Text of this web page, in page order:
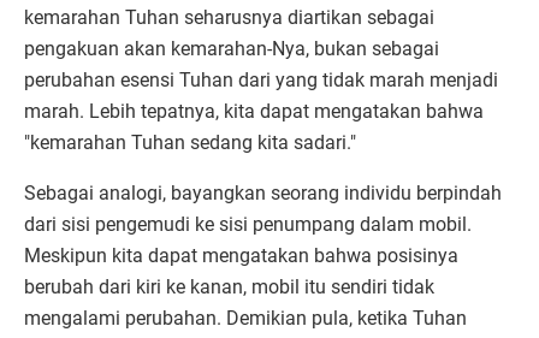
kemarahan Tuhan seharusnya diartikan sebagai
pengakuan akan kemarahan-Nya, bukan sebagai
perubahan esensi Tuhan dari yang tidak marah menjadi
marah. Lebih tepatnya, kita dapat mengatakan bahwa
"kemarahan Tuhan sedang kita sadari."
Sebagai analogi, bayangkan seorang individu berpindah
dari sisi pengemudi ke sisi penumpang dalam mobil.
Meskipun kita dapat mengatakan bahwa posisinya
berubah dari kiri ke kanan, mobil itu sendiri tidak
mengalami perubahan. Demikian pula, ketika Tuhan